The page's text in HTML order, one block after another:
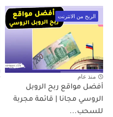
الربح من الانترنت
منذ عام
أفضل مواقع ربح الروبل
الروسي مجانا | قائمة مجربة
للسحب...